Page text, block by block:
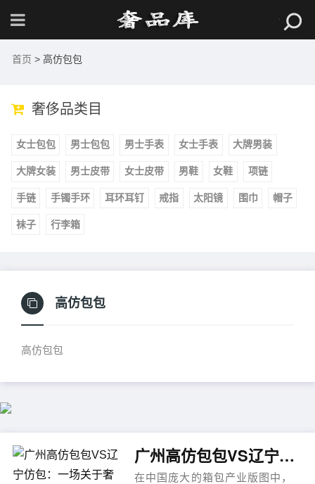
首页 > 高仿包包
奢侈品类目
女士包包 男士包包 男士手表 女士手表 大牌男装
大牌女装 男士皮带 女士皮带 男鞋 女鞋 项链
手链 手镯手环 耳环耳钉 戒指 太阳镜 围巾 帽子
袜子 行李箱
高仿包包
高仿包包
广州高仿包包VS辽宁仿包：一场关于奢侈品复刻产业带的真实较量
在中国庞大的箱包产业版图中，